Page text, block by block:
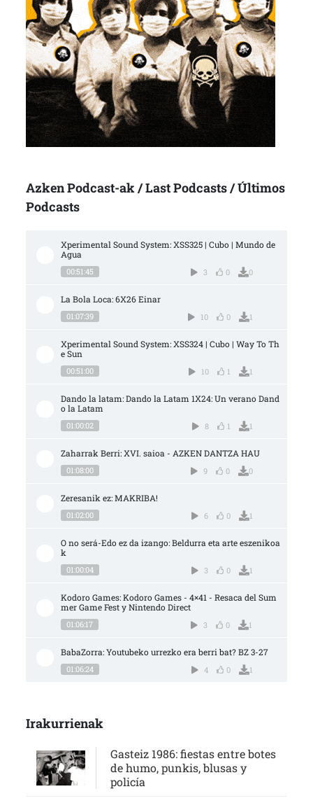
Azken Podcast-ak / Last Podcasts / Últimos
Podcasts
Xperimental Sound System: XSS325 | Cubo | Mundo de
Agua
00:51:45 3 0 0
La Bola Loca: 6X26 Einar
01:07:39 10 0 1
Xperimental Sound System: XSS324 | Cubo | Way To Th
e Sun
00:51:00 10 1 1
Dando la latam: Dando la Latam 1X24: Un verano Dand
o la Latam
01:00:02 8 1 1
Zaharrak Berri: XVI. saioa - AZKEN DANTZA HAU
01:08:00 9 0 0
Zeresanik ez: MAKRIBA!
01:02:00 6 0 1
O no será-Edo ez da izango: Beldurra eta arte eszenikoa
k
01:00:04 3 0 1
Kodoro Games: Kodoro Games - 4×41 - Resaca del Sum
mer Game Fest y Nintendo Direct
01:06:17 3 0 1
BabaZorra: Youtubeko urrezko era berri bat? BZ 3-27
01:06:24 4 0 1
Irakurrienak
Gasteiz 1986: fiestas entre botes
de humo, punkis, blusas y
policía